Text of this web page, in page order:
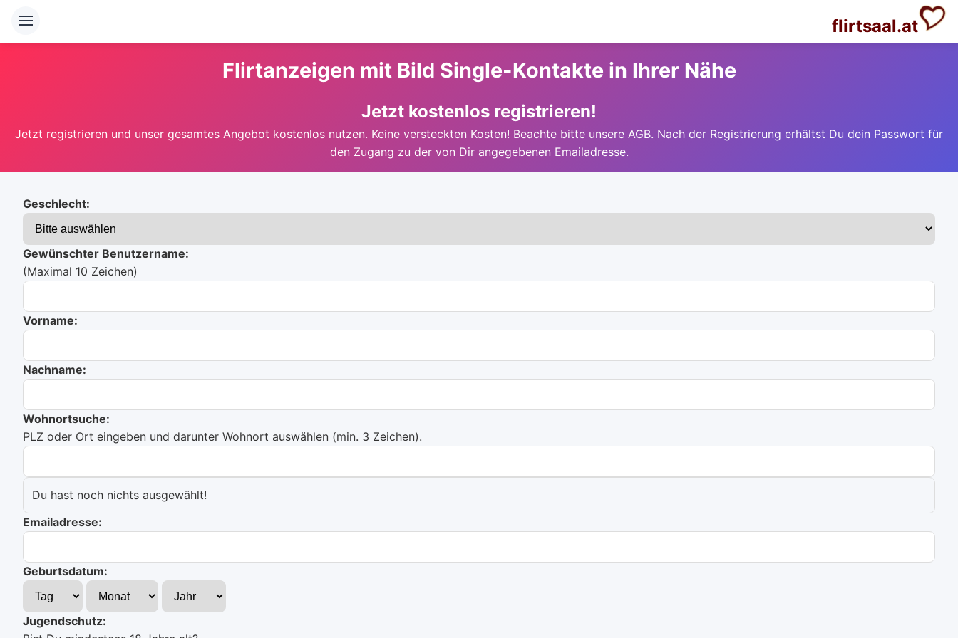
flirtsaal.at
Flirtanzeigen mit Bild Single-Kontakte in Ihrer Nähe
Jetzt kostenlos registrieren!
Jetzt registrieren und unser gesamtes Angebot kostenlos nutzen. Keine versteckten Kosten! Beachte bitte unsere AGB. Nach der Registrierung erhältst Du dein Passwort für
den Zugang zu der von Dir angegebenen Emailadresse.
Geschlecht:
Gewünschter Benutzername:
(Maximal 10 Zeichen)
Vorname:
Nachname:
Wohnortsuche:
PLZ oder Ort eingeben und darunter Wohnort auswählen (min. 3 Zeichen).
Du hast noch nichts ausgewählt!
Emailadresse:
Geburtsdatum:
Jugendschutz: